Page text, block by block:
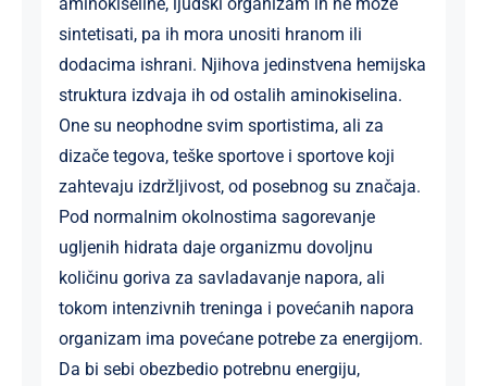
sintetisati, pa ih mora unositi hranom ili
dodacima ishrani. Njihova jedinstvena hemijska
struktura izdvaja ih od ostalih aminokiselina.
One su neophodne svim sportistima, ali za
dizače tegova, teške sportove i sportove koji
zahtevaju izdržljivost, od posebnog su značaja.
Pod normalnim okolnostima sagorevanje
ugljenih hidrata daje organizmu dovoljnu
količinu goriva za savladavanje napora, ali
tokom intenzivnih treninga i povećanih napora
organizam ima povećane potrebe za energijom.
Da bi sebi obezbedio potrebnu energiju,